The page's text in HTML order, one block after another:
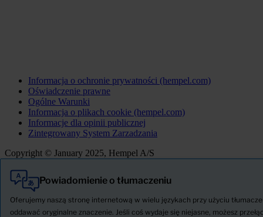
Informacja o ochronie prywatności (hempel.com)
Oświadczenie prawne
Ogólne Warunki
Informacja o plikach cookie (hempel.com)
Informacje dla opinii publicznej
Zintegrowany System Zarzadzania
Copyright © January 2025, Hempel A/S
Powiadomienie o tłumaczeniu
Oferujemy naszą stronę internetową w wielu językach przy użyciu
oddawać oryginalne znaczenie. Jeśli coś wydaje się niejasne, możesz
Wszystkie
Produkty
AKTUALNOŚCI